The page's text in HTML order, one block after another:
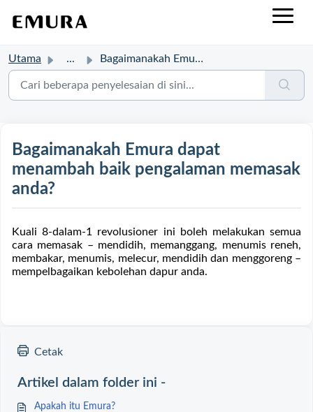
Utama ... Bagaimanakah Emura dapat menambah baik pengalaman memasak...
Bagaimanakah Emura dapat
menambah baik pengalaman memasak
anda?
Kuali 8-dalam-1 revolusioner ini boleh melakukan semua
cara memasak – mendidih, memanggang, menumis reneh,
membakar, menumis, melecur, mendidih dan menggoreng –
mempelbagaikan kebolehan dapur anda.
Cetak
Artikel dalam folder ini -
Apakah itu Emura?